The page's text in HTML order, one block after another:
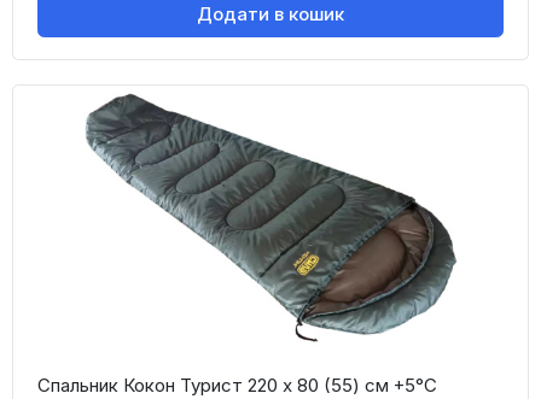
Додати в кошик
Спальник Кокон Турист 220 х 80 (55) см +5°С